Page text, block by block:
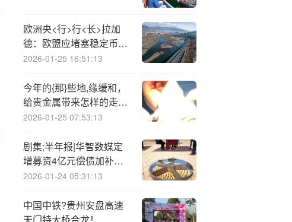
欧洲央<行>行<长>拉加
德：欧盟应堵塞稳定币监
管漏洞
2026-01-25 16:51:13
今年的{那}些地,缘缓和，
给贵金属带来怎样的走
势？
2026-01-25 07:53:13
剧集;半年报|华智数媒定
增募资4亿元偿债加补流
仍无法补全资金缺口 资产
2026-01-24 05:31:13
中国中铁?贵州安盘高速